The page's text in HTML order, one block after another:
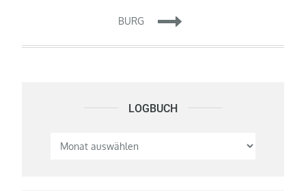
BURG
LOGBUCH Logbuch